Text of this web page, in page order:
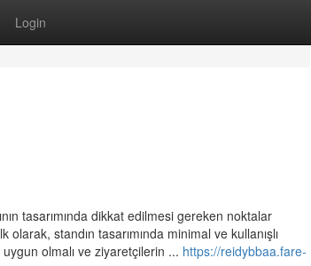
Login
tasarımında dikkat edilmesi gereken noktalar
standın tasarımında minimal ve kullanışlı
uygun olmalı ve ziyaretçilerin ... https://reidybbaa.fare-